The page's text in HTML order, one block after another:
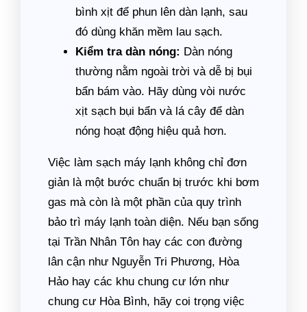
bình xịt để phun lên dàn lạnh, sau
đó dùng khăn mềm lau sạch.
Kiểm tra dàn nóng: Dàn nóng
thường nằm ngoài trời và dễ bị bụi
bẩn bám vào. Hãy dùng vòi nước
xịt sạch bụi bẩn và lá cây để dàn
nóng hoạt động hiệu quả hơn.
Việc làm sạch máy lạnh không chỉ đơn
giản là một bước chuẩn bị trước khi bơm
gas mà còn là một phần của quy trình
bảo trì máy lạnh toàn diện. Nếu bạn sống
tại Trần Nhân Tôn hay các con đường
lân cận như Nguyễn Tri Phương, Hòa
Hảo hay các khu chung cư lớn như
chung cư Hòa Bình, hãy coi trọng việc